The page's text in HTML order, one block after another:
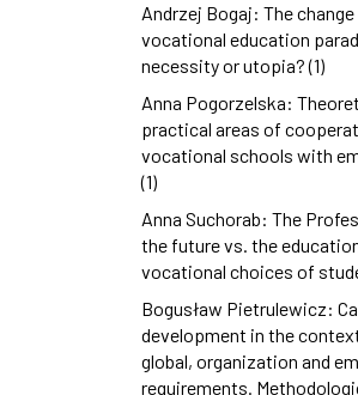
Andrzej Bogaj: The
vocational education
necessity or utopia? (1)
Anna Pogorzelska:
practical areas of
vocational schools with
(1)
Anna Suchorab: The
the future vs. the
vocational choices of
Bogusław Pietrulewicz:
development in the
global, organization and
requirements.